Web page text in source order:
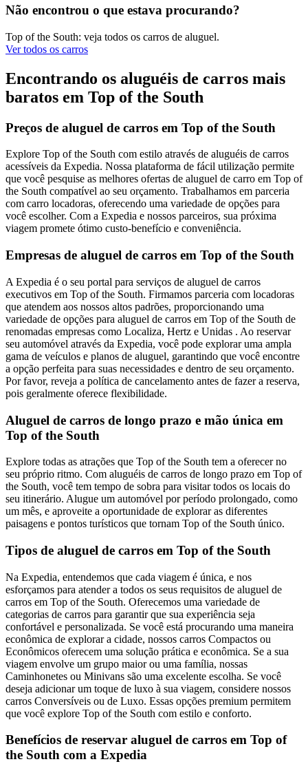
Não encontrou o que estava procurando?
Top of the South: veja todos os carros de aluguel.
Ver todos os carros
Encontrando os aluguéis de carros mais
baratos em Top of the South
Preços de aluguel de carros em Top of the South
Explore Top of the South com estilo através de aluguéis de carros
acessíveis da Expedia. Nossa plataforma de fácil utilização permite
que você pesquise as melhores ofertas de aluguel de carro em Top of
the South compatível ao seu orçamento. Trabalhamos em parceria
com carro locadoras, oferecendo uma variedade de opções para
você escolher. Com a Expedia e nossos parceiros, sua próxima
viagem promete ótimo custo-benefício e conveniência.
Empresas de aluguel de carros em Top of the South
A Expedia é o seu portal para serviços de aluguel de carros
executivos em Top of the South. Firmamos parceria com locadoras
que atendem aos nossos altos padrões, proporcionando uma
variedade de opções para aluguel de carros em Top of the South de
renomadas empresas como Localiza, Hertz e Unidas . Ao reservar
seu automóvel através da Expedia, você pode explorar uma ampla
gama de veículos e planos de aluguel, garantindo que você encontre
a opção perfeita para suas necessidades e dentro de seu orçamento.
Por favor, reveja a política de cancelamento antes de fazer a reserva,
pois geralmente oferece flexibilidade.
Aluguel de carros de longo prazo e mão única em
Top of the South
Explore todas as atrações que Top of the South tem a oferecer no
seu próprio ritmo. Com aluguéis de carros de longo prazo em Top of
the South, você tem tempo de sobra para visitar todos os locais do
seu itinerário. Alugue um automóvel por período prolongado, como
um mês, e aproveite a oportunidade de explorar as diferentes
paisagens e pontos turísticos que tornam Top of the South único.
Tipos de aluguel de carros em Top of the South
Na Expedia, entendemos que cada viagem é única, e nos
esforçamos para atender a todos os seus requisitos de aluguel de
carros em Top of the South. Oferecemos uma variedade de
categorias de carros para garantir que sua experiência seja
confortável e personalizada. Se você está procurando uma maneira
econômica de explorar a cidade, nossos carros Compactos ou
Econômicos oferecem uma solução prática e econômica. Se a sua
viagem envolve um grupo maior ou uma família, nossas
Caminhonetes ou Minivans são uma excelente escolha. Se você
deseja adicionar um toque de luxo à sua viagem, considere nossos
carros Conversíveis ou de Luxo. Essas opções premium permitem
que você explore Top of the South com estilo e conforto.
Benefícios de reservar aluguel de carros em Top of
the South com a Expedia